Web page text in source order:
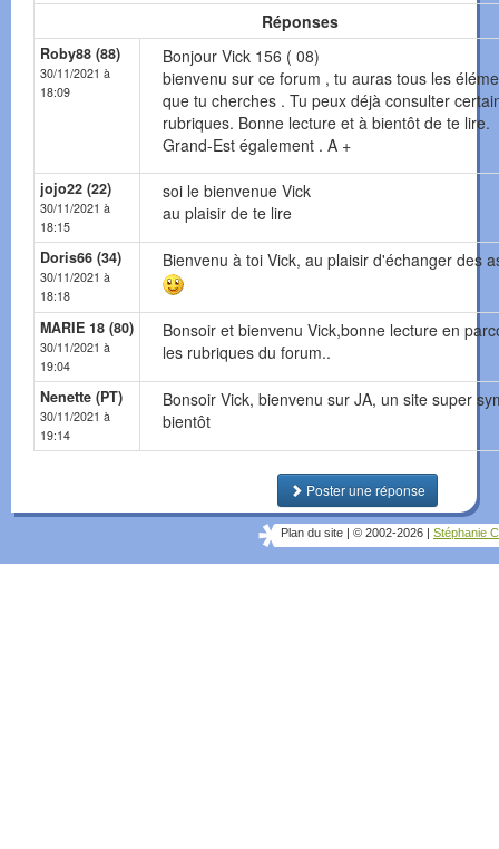
Réponses
Roby88 (88)
30/11/2021 à
18:09
Bonjour Vick 156 ( 08)
bienvenu sur ce forum , tu auras tous les
que tu cherches . Tu peux déjà consulter
rubriques. Bonne lecture et à bientôt de te lire.
Grand-Est également . A +
jojo22 (22)
30/11/2021 à
18:15
soi le bienvenue Vick
au plaisir de te lire
Doris66 (34)
30/11/2021 à
18:18
Bienvenu à toi Vick, au plaisir d'échanger des
MARIE 18 (80)
30/11/2021 à
19:04
Bonsoir et bienvenu Vick,bonne lecture en
les rubriques du forum..
Nenette (PT)
30/11/2021 à
19:14
Bonsoir Vick, bienvenu sur JA, un site super
bientôt
Poster une réponse
Plan du site © 2002-2026 Stéphanie C